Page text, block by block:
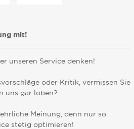
mit!
unseren Service denken!
oder Kritik, vermissen Sie
uns gar loben?
Meinung, denn nur so
stetig optimieren!